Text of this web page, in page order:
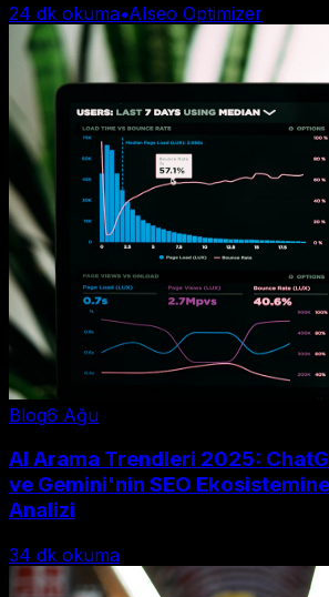
24 dk okuma•AIseo Optimizer
Blog6 Ağu
AI Arama Trendleri 2025:
ve Gemini'nin SEO
Analizi
34 dk okuma